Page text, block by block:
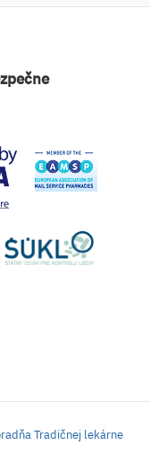
Tradičnej lekárne